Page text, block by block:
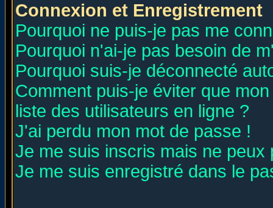
Connexion et Enregistrement
Pourquoi ne puis-je pas me
Pourquoi n'ai-je pas besoin de
Pourquoi suis-je déconnecté
Comment puis-je éviter que
liste des utilisateurs en ligne ?
J'ai perdu mon mot de passe !
Je me suis inscris mais ne peux
Je me suis enregistré dans le